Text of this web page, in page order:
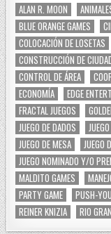
ALAN R. MOON
BLUE ORANGE GAMES
COLOCACIÓN DE LOSETAS
CONSTRUCCIÓN DE
CONTROL DE ÁREA
ECONOMÍA
EDGE
FRACTAL JUEGOS
JUEGO DE DADOS
JUEGO DE MESA
JUEGO
JUEGO NOMINADO Y/O
MALDITO GAMES
PARTY GAME
PUSH-
REINER KNIZIA
RIO